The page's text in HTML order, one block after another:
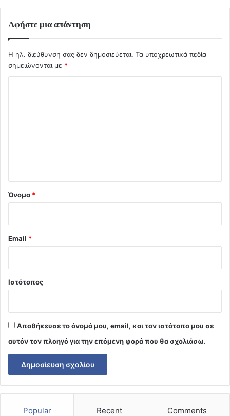
Αφήστε μια απάντηση
Η ηλ. διεύθυνση σας δεν δημοσιεύεται. Τα υποχρεωτικά πεδία
σημειώνονται με *
Όνομα *
Email *
Ιστότοπος
Αποθήκευσε το όνομά μου, email, και τον ιστότοπο μου σε
αυτόν τον πλοηγό για την επόμενη φορά που θα σχολιάσω.
Popular Recent Comments